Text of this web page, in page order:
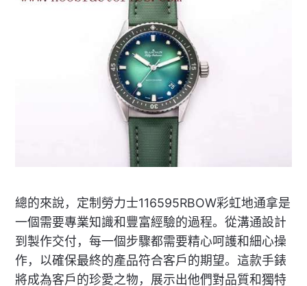
總的來說，定制勞力士116595RBOW彩虹地通拿是
一個需要專業知識和豐富經驗的過程。從溝通設計
到製作交付，每一個步驟都需要精心呵護和細心操
作，以確保最終的產品符合客戶的期望。這款手錶
將成為客戶的珍愛之物，展示出他們對品質和獨特